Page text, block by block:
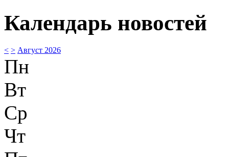
Календарь новостей
< > Август 2026
Пн
Вт
Ср
Чт